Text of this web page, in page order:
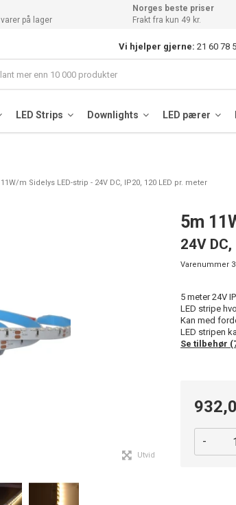
på lager
Norges beste priser
Frakt fra kun 49 kr.
Vi hjelper gjerne: 21 60 78
LED Strips Downlights LED pærer
m Sidelys LED-strip - 24V DC, IP20, 120 LED pr. meter
Utvid
5m
24V
Varenummer
5 meter 24V
LED stripe
Kan med
LED stripen
Se tilbehør
-